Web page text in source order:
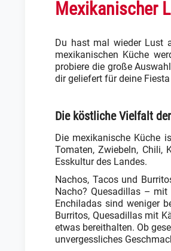
Mexikanischer
Du hast mal wieder Lust
mexikanischen Küche
probiere die große
dir geliefert für deine
Die köstliche Vielfalt
Die mexikanische Küche
Tomaten, Zwiebeln, Chili,
Esskultur des Landes.
Nachos, Tacos und
Nacho? Quesadillas –
Enchiladas sind weniger
Burritos, Quesadillas mit
etwas bereithalten. Ob
unvergessliches